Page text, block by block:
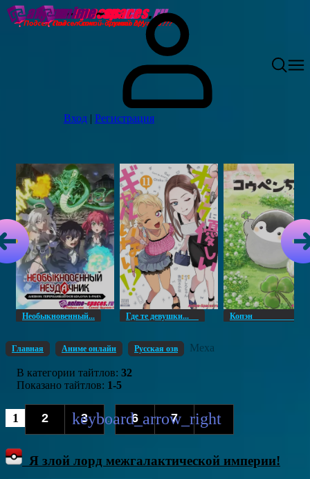
Вход | Регистрация
Необыкновенный... Где те девушки... Копэн
Главная Аниме онлайн Русская озв Меха
В категории тайтлов: 32
Показано тайтлов: 1-5
1 2 3 ... 6 7
Я злой лорд межгалактической империи!